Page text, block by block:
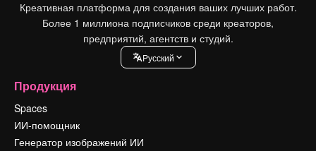
Креативная платформа для создания ваших лучших работ.
Более 1 миллиона подписчиков среди креаторов,
предприятий, агентств и студий.
Pусский
Продукция
Spaces
ИИ-помощник
Генератор изображений ИИ